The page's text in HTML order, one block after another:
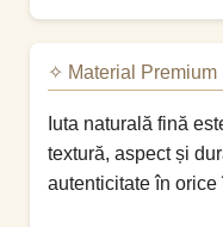
✧ Material Premium
Iuta naturală fină
textură, aspect și
autenticitate în orice